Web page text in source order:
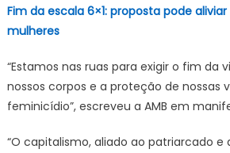
Fim da escala 6×1: proposta pode
mulheres
“Estamos nas ruas para exigir o fim da
nossos corpos e a proteção de nossas
feminicídio”, escreveu a AMB em
“O capitalismo, aliado ao patriarcado